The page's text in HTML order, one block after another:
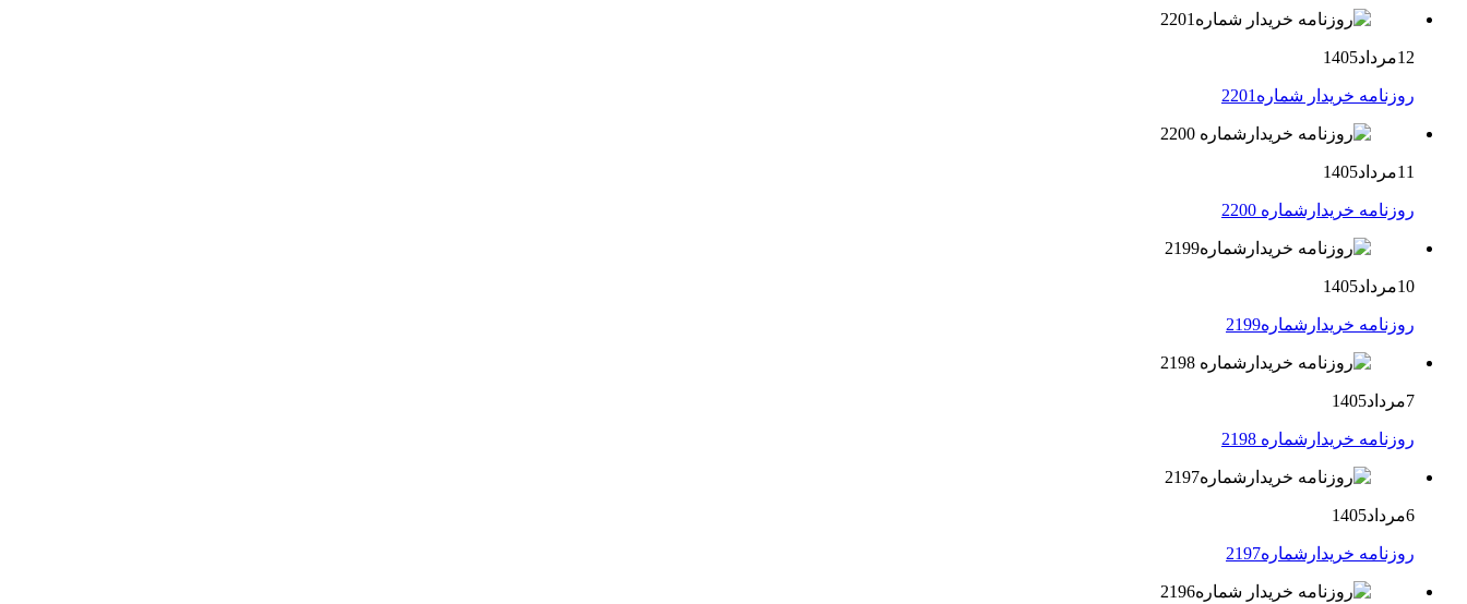
12مرداد1405
روزنامه خریدار شماره2201
11مرداد1405
روزنامه خریدارشماره 2200
10مرداد1405
روزنامه خریدارشماره2199
7مرداد1405
روزنامه خریدارشماره 2198
6مرداد1405
روزنامه خریدارشماره2197